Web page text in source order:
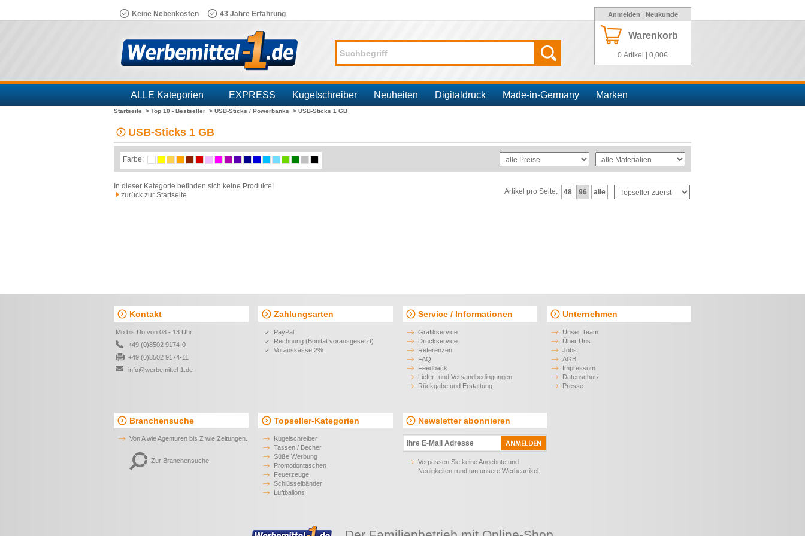
Keine Nebenkosten 43 Jahre Erfahrung Anmelden Neukunde
Warenkorb
0 Artikel | 0,00€
ALLE Kategorien EXPRESS Kugelschreiber Neuheiten Digitaldruck Made-in-Germany Marken
Startseite > Top 10 - Bestseller > USB-Sticks / Powerbanks > USB-Sticks 1 GB
USB-Sticks 1 GB
Farbe:
Artikel pro Seite: alle
96
48
In dieser Kategorie befinden sich keine Produkte!
zurück zur Startseite
Kontakt
Mo bis Do von 08 - 13 Uhr
+49 (0)8502 9174-0
+49 (0)8502 9174-11
info@werbemittel-1.de
Zahlungsarten
PayPal
Rechnung (Bonität vorausgesetzt)
Vorauskasse 2%
Service / Informationen
Grafikservice
Druckservice
Referenzen
FAQ
Feedback
Liefer- und Versandbedingungen
Rückgabe und Erstattung
Unternehmen
Unser Team
Über Uns
Jobs
AGB
Impressum
Datenschutz
Presse
Branchensuche
Von A wie Agenturen bis Z wie Zeitungen.
Zur Branchensuche
Topseller-Kategorien
Kugelschreiber
Tassen / Becher
Süße Werbung
Promotiontaschen
Feuerzeuge
Schlüsselbänder
Luftballons
Newsletter abonnieren
Verpassen Sie keine Angebote und
Neuigkeiten rund um unsere Werbeartikel.